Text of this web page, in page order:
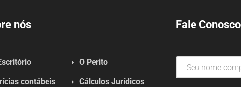
nós
O Perito
contábeis Cálculos Jurídicos
Fale Conosco